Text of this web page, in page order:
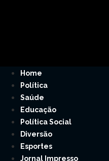
Home
Política
Saúde
Educação
Política Social
Diversão
Esportes
Jornal Impresso